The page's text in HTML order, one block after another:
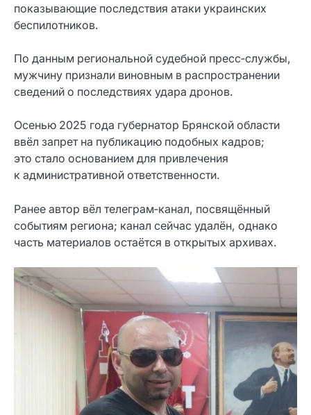
показывающие последствия атаки украинских
беспилотников.
По данным региональной судебной пресс‑службы,
мужчину признали виновным в распространении
сведений о последствиях удара дронов.
Осенью 2025 года губернатор Брянской области
ввёл запрет на публикацию подобных кадров;
это стало основанием для привлечения
к административной ответственности.
Ранее автор вёл телеграм‑канал, посвящённый
событиям региона; канал сейчас удалён, однако
часть материалов остаётся в открытых архивах.